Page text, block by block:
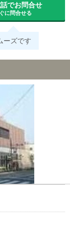
でお問合せ
に問合せる
ーズです